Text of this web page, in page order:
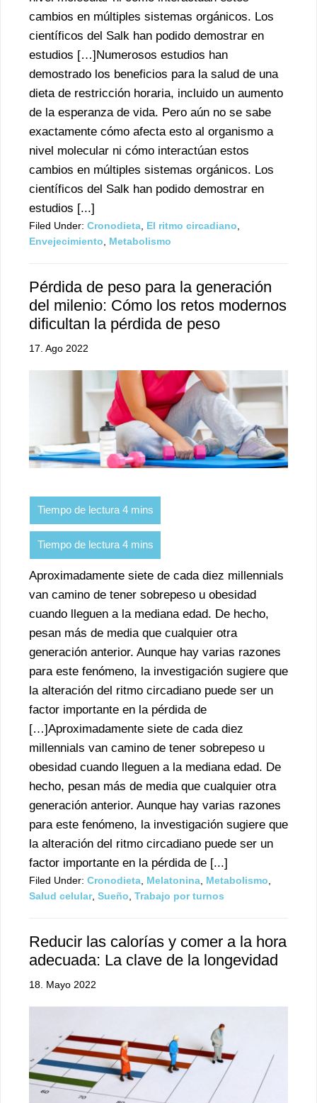
cambios en múltiples sistemas orgánicos. Los
científicos del Salk han podido demostrar en
estudios […]Numerosos estudios han
demostrado los beneficios para la salud de una
dieta de restricción horaria, incluido un aumento
de la esperanza de vida. Pero aún no se sabe
exactamente cómo afecta esto al organismo a
nivel molecular ni cómo interactúan estos
cambios en múltiples sistemas orgánicos. Los
científicos del Salk han podido demostrar en
estudios [...]
Filed Under: Cronodieta El ritmo circadiano
Envejecimiento
Metabolismo
Pérdida de peso para la generación
del milenio: Cómo los retos modernos
dificultan la pérdida de peso
17. Ago 2022
Aproximadamente siete de cada diez millennials
van camino de tener sobrepeso u obesidad
cuando lleguen a la mediana edad. De hecho,
pesan más de media que cualquier otra
generación anterior. Aunque hay varias razones
para este fenómeno, la investigación sugiere que
la alteración del ritmo circadiano puede ser un
factor importante en la pérdida de
[…]Aproximadamente siete de cada diez
millennials van camino de tener sobrepeso u
obesidad cuando lleguen a la mediana edad. De
hecho, pesan más de media que cualquier otra
generación anterior. Aunque hay varias razones
para este fenómeno, la investigación sugiere que
la alteración del ritmo circadiano puede ser un
factor importante en la pérdida de [...]
Filed Under: Cronodieta Melatonina Metabolismo
Salud celular, Sueño Trabajo por turnos
Reducir las calorías y comer a la hora
adecuada: La clave de la longevidad
18. Mayo 2022